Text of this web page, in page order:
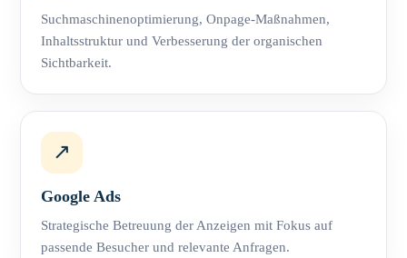
Suchmaschinenoptimierung, Onpage-Maßnahmen,
Inhaltsstruktur und Verbesserung der organischen
Sichtbarkeit.
↗
Google Ads
Strategische Betreuung der Anzeigen mit Fokus auf
passende Besucher und relevante Anfragen.